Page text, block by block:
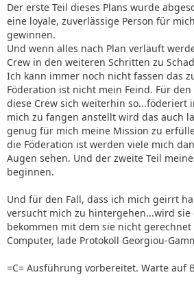
Der erste Teil dieses Plans wurde
eine loyale, zuverlässige Person für
gewinnen.
Und wenn alles nach Plan verläuft
Crew in den weiteren Schritten zu
Ich kann immer noch nicht fassen das
Föderation ist nicht mein Feind. Für
diese Crew sich weiterhin so...föderiert
mich zu fangen anstellt wird das auch
genug für mich meine Mission zu
die Föderation ist werden viele mich
Augen sehen. Und der zweite Teil
beginnen.
Und für den Fall, dass ich mich geirrt
versucht mich zu hintergehen...wird sie
bekommen mit dem sie nicht gerechnet
Computer, lade Protokoll Georgiou-
=C= Ausführung vorbereitet. Warte auf